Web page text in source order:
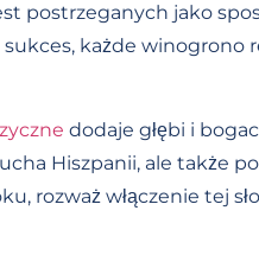
postrzeganych jako
każde winogrono
dodaje głębi i
Hiszpanii, ale także
rozważ włączenie tej